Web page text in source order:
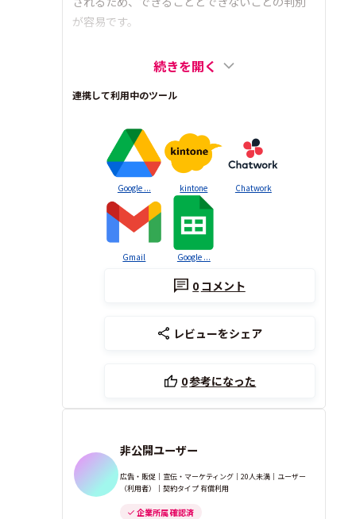
が容易です。
続きを開く
連携して利用中のツール
Google ... kintone Chatwork
Gmail Google ...
0 コメント
レビューをシェア
0参考になった
非公開ユーザー
広告・販促｜宣伝・マーケティング｜20人未満｜ユーザー
（利用者）｜契約タイプ 有償利用
企業所属 確認済